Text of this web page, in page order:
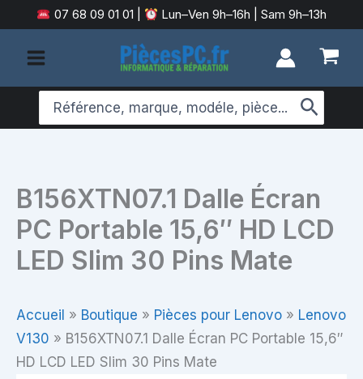
au
contenu
07 68 09 01 01 Lun–Ven 9h–16h | Sam 9h–13h
Search
for:
B156XTN07.1 Dalle Écran
PC Portable 15,6″ HD LCD
LED Slim 30 Pins Mate
Accueil » Boutique » Pièces pour Lenovo » Lenovo
V130 » B156XTN07.1 Dalle Écran PC Portable 15,6″
HD LCD LED Slim 30 Pins Mate